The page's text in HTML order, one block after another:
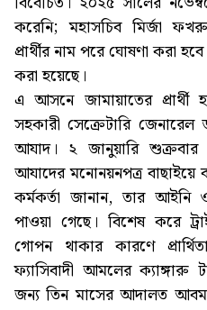
করেনি; মহাসচিব মির্জা
প্রার্থীর নাম পরে ঘোষণা করা
করা হয়েছে।
এ আসনে জামায়াতের
সহকারী সেক্রেটারি
আযাদ। ২ জানুয়ারি
আযাদের মনোনয়নপত্র বাছাইয়ে
কর্মকর্তা জানান, তার আইনি
পাওয়া গেছে। বিশেষ করে
গোপন থাকার কারণে
ফ্যাসিবাদী আমলের ক্যাঙ্গারু
জন্য তিন মাসের আদালত